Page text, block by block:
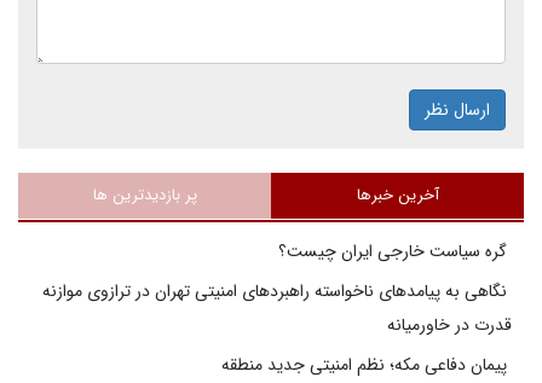
ارسال نظر
آخرین خبرها پر بازدیدترین ها
گره سیاست خارجی ایران چیست؟
نگاهی به پیامدهای ناخواسته راهبردهای امنیتی تهران در ترازوی موازنه
قدرت در خاورمیانه
پیمان دفاعی مکه؛ نظم امنیتی جدید منطقه